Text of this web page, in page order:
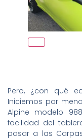
Pero, ¿con qué
Iniciemos por
Alpine modelo
facilidad del
pasar a las